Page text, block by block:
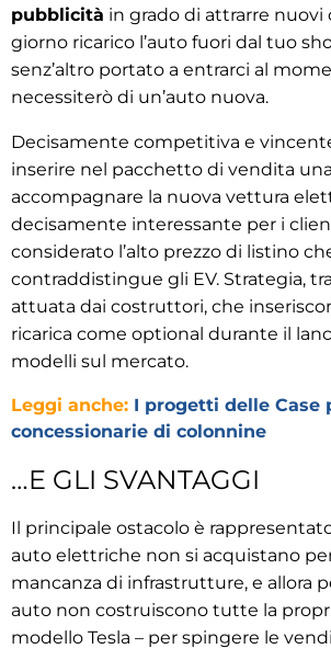
pubblicità in grado di attrarre nuovi
giorno ricarico l’auto fuori dal tuo
senz’altro portato a entrarci al
necessiterò di un’auto nuova.
Decisamente competitiva e
inserire nel pacchetto di vendita
accompagnare la nuova vettura
decisamente interessante per i
considerato l’alto prezzo di listino
contraddistingue gli EV. Strategia,
attuata dai costruttori, che
ricarica come optional durante il
modelli sul mercato.
Leggi anche: I progetti delle Case
concessionarie di colonnine
…E GLI SVANTAGGI
Il principale ostacolo è
auto elettriche non si acquistano
mancanza di infrastrutture, e allora
auto non costruiscono tutte la
modello Tesla – per spingere le